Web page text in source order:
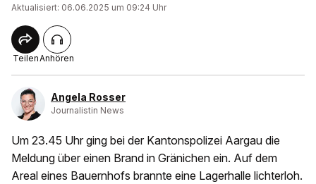
Aktualisiert: 06.06.2025 um 09:24 Uhr
TeilenAnhören
Angela Rosser
Journalistin News
Um 23.45 Uhr ging bei der Kantonspolizei Aargau die
Meldung über einen Brand in Gränichen ein. Auf dem
Areal eines Bauernhofs brannte eine Lagerhalle lichterloh.